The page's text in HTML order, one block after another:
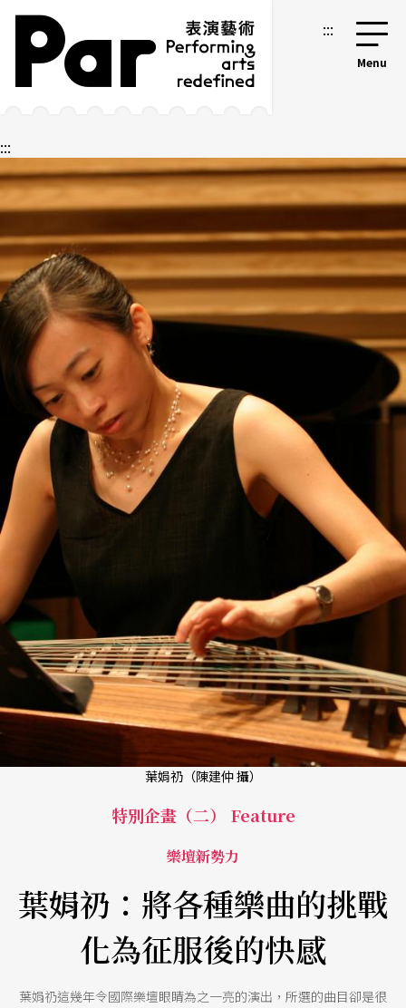
跳到主要內容區塊
網站導覽 :::
:::
葉娟礽（陳建仲 攝）
特別企畫（二） Feature
樂壇新勢力
葉娟礽：將各種樂曲的挑戰
化為征服後的快感
葉娟礽這幾年令國際樂壇眼睛為之一亮的演出，所選的曲目卻是很